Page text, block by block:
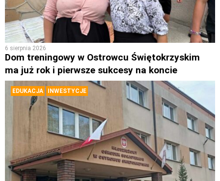
6 sierpnia 2026
Dom treningowy w Ostrowcu Świętokrzyskim
ma już rok i pierwsze sukcesy na koncie
EDUKACJA INWESTYCJE